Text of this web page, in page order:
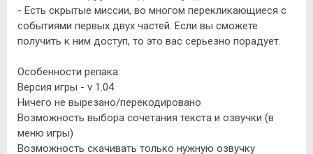
- Есть скрытые миссии, во многом перекликающиеся с
событиями первых двух частей. Если вы сможете
получить к ним доступ, то это вас серьезно порадует.
Особенности репака:
Версия игры - v 1.04
Ничего не вырезано/перекодировано
Возможность выбора сочетания текста и озвучки (в
меню игры)
Возможность скачивать только нужную озвучку